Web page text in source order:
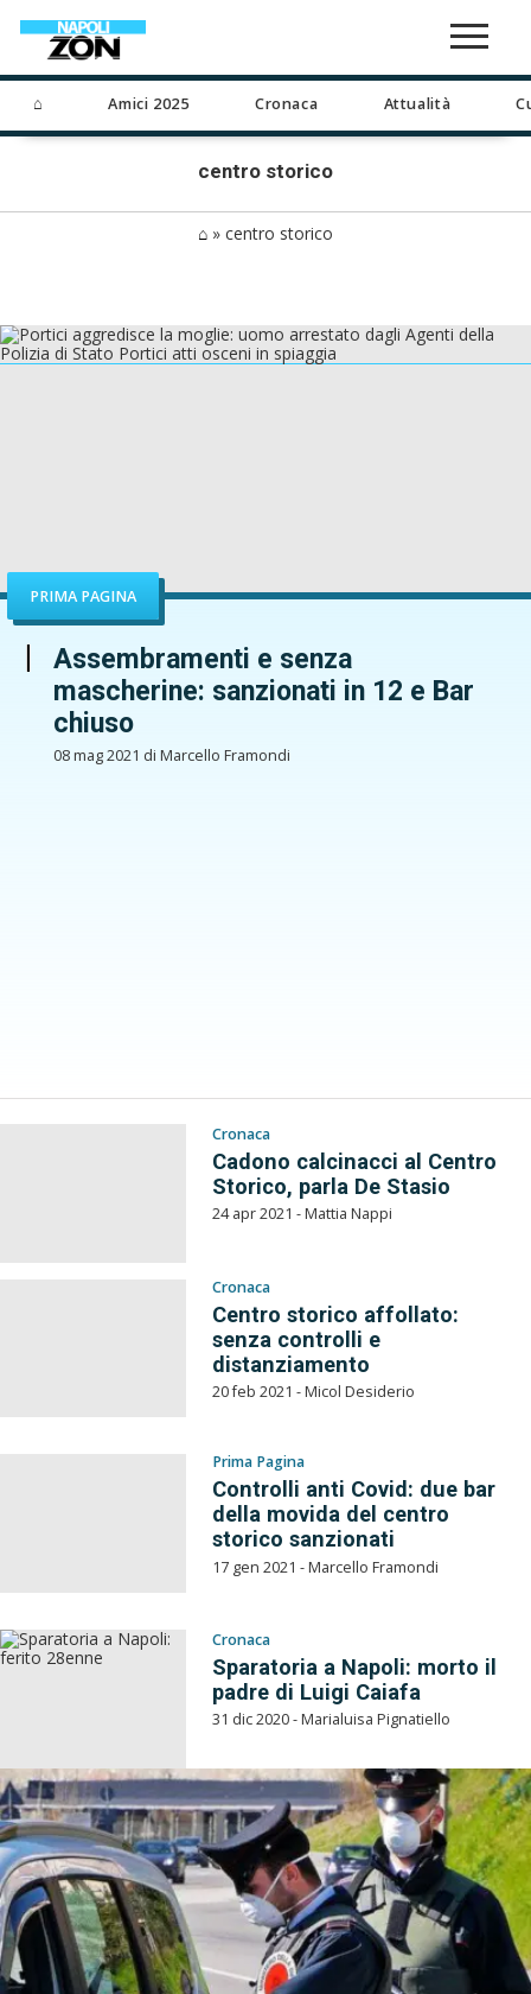
⌂ Amici 2025 Cronaca Attualità
centro storico
⌂ » centro storico
PRIMA PAGINA
Assembramenti e senza
mascherine: sanzionati in 12 e Bar
chiuso
08 mag 2021 di Marcello Framondi
Cronaca
Cadono calcinacci al Centro
Storico, parla De Stasio
24 apr 2021 - Mattia Nappi
Cronaca
Centro storico affollato:
senza controlli e
distanziamento
20 feb 2021 - Micol Desiderio
Prima Pagina
Controlli anti Covid: due bar
della movida del centro
storico sanzionati
17 gen 2021 - Marcello Framondi
Cronaca
Sparatoria a Napoli: morto il
padre di Luigi Caiafa
31 dic 2020 - Marialuisa Pignatiello